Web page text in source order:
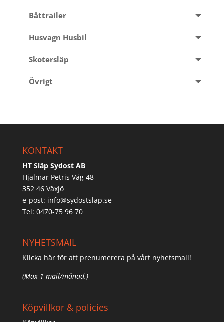
Båttrailer
Husvagn Husbil
Skotersläp
Övrigt
KONTAKT
HT Släp Sydost AB
Hjalmar Petris Väg 48
352 46 Växjö
e-post: info@sydostslap.se
Tel: 0470-75 96 70
NYHETSMAIL
Klicka här för att prenumerera på vårt nyhetsmail!
(Max 1 mail/månad.)
Köpvillkor & policies